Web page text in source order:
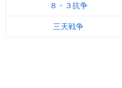
８・３抗争
三天戦争